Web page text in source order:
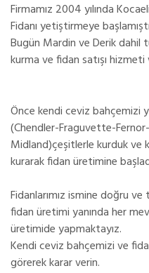
Firmamız 2004 yılında
Fidanı yetiştirmeye
Bugün Mardin ve Derik dahil
kurma ve fidan satışı
Önce kendi ceviz bahçemizi
(Chendler-Fraguvette-
Midland)çeşitlerle kurduk ve
kurarak fidan üretimine
Fidanlarımız ismine doğru
fidan üretimi yanında her
üretimide yapmaktayız.
Kendi ceviz bahçemizi ve
görerek karar verin.